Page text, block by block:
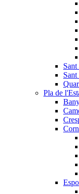
Pla de